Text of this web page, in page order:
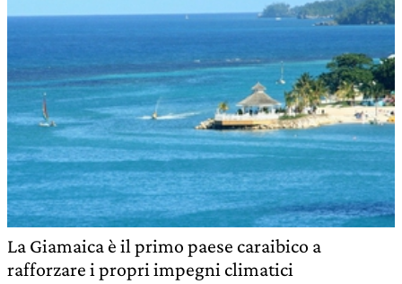
La Giamaica è il primo paese caraibico a
rafforzare i propri impegni climatici